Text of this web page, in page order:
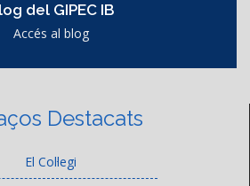
del GIPEC IB
Accés al blog
Destacats
El Col·legi